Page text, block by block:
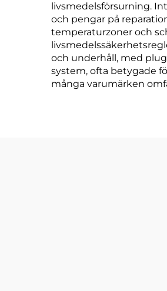
livsmedelsförsurning.
och pengar på
temperaturzoner och
och underhåll, med
system, ofta betygade
många varumärken